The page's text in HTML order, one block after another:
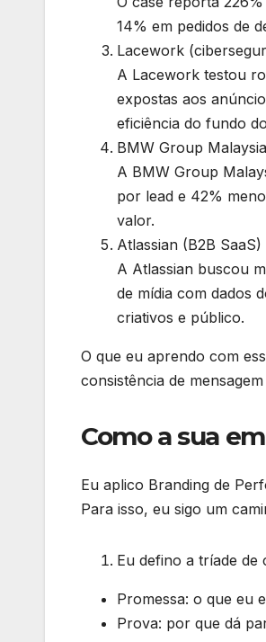
14% em pedidos de
Lacework
A Lacework testou
expostas aos
eficiência do fundo
BMW Group
A BMW Group
por lead e 42%
valor.
Atlassian (B2B SaaS)
A Atlassian buscou
de mídia com dados
criativos e público.
O que eu aprendo com
consistência de
Como a sua
Eu aplico Branding de
Para isso, eu sigo um
Eu defino a tríade de
Promessa: o que eu
Prova: por que dá